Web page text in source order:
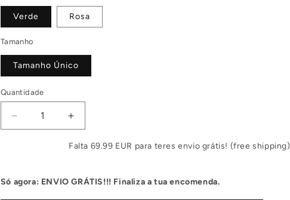
Verde Rosa
Tamanho
Tamanho Único
Quantidade
Diminuir
a
Comprido
Aumentar
a
quantidade
Comprido
Falta 69.99 EUR para teres envio grátis! (free shipping)
Só agora: ENVIO GRÁTIS!!! Finaliza a tua encomenda.